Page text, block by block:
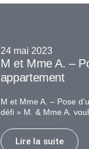
M et Mme A. –
appartement
24 mai 2023
M et Mme A. – Pose
défi » M. & Mme A.
Lire la suite